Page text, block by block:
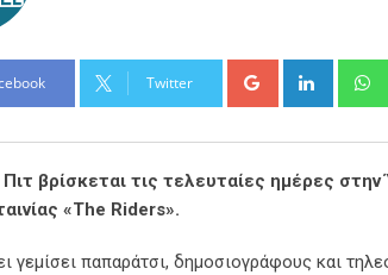
Twitter Google+ LinkedIn
βρίσκεται τις τελευταίες ημέρες
«The Riders».
γεμίσει παπαράτσι, δημοσιογράφους και